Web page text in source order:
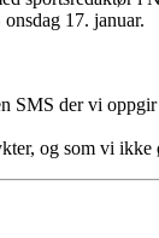
17. januar.
SMS der vi
og som vi ikke